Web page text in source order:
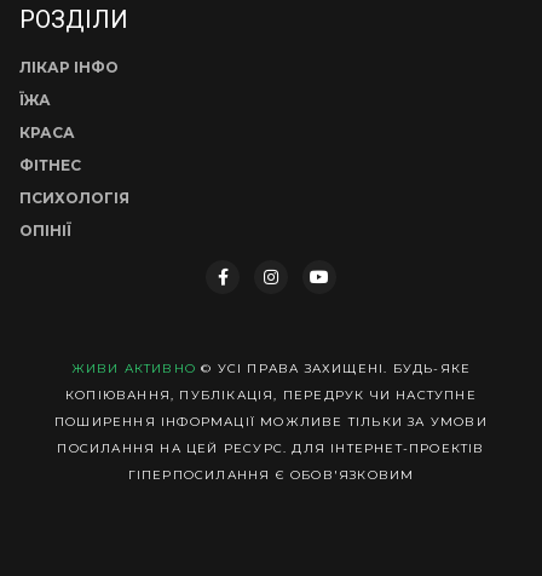
РОЗДІЛИ
ЛІКАР ІНФО
ЇЖА
КРАСА
ФІТНЕС
ПСИХОЛОГІЯ
ОПІНІЇ
ЖИВИ АКТИВНО © УСІ ПРАВА ЗАХИЩЕНІ. БУДЬ-ЯКЕ
КОПІЮВАННЯ, ПУБЛІКАЦІЯ, ПЕРЕДРУК ЧИ НАСТУПНЕ
ПОШИРЕННЯ ІНФОРМАЦІЇ МОЖЛИВЕ ТІЛЬКИ ЗА УМОВИ
ПОСИЛАННЯ НА ЦЕЙ РЕСУРС. ДЛЯ ІНТЕРНЕТ-ПРОЕКТІВ
ГІПЕРПОСИЛАННЯ Є ОБОВ'ЯЗКОВИМ